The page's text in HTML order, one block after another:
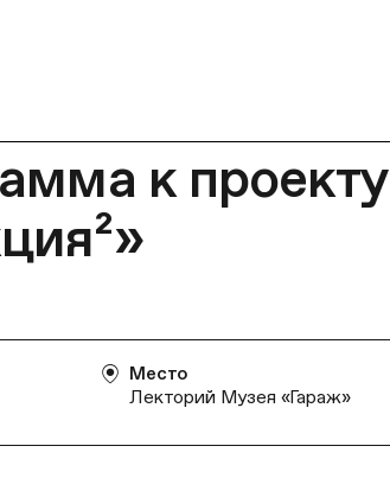
к проекту
Место
Лекторий Музея «Гараж»